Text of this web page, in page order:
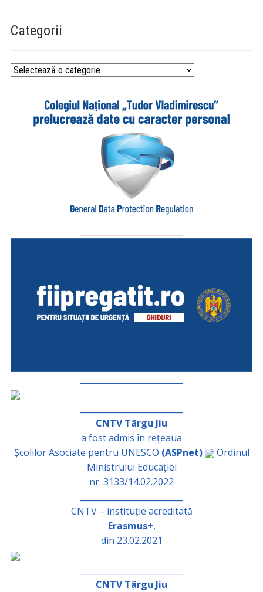
Categorii
Categorii
CNTV Târgu Jiu
a fost admis în rețeaua
Școlilor Asociate pentru UNESCO (ASPnet)
Ordinul
Ministrului Educației
nr. 3133/14.02.2022
CNTV – instituție acreditată
Erasmus+,
din 23.02.2021
CNTV Târgu Jiu